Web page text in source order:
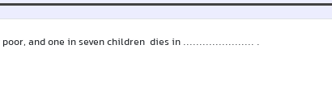
and one in seven children  dies in ...................... .